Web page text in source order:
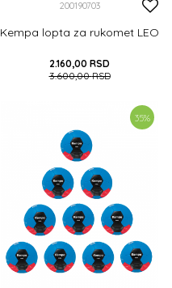
200190703
Kempa lopta za rukomet LEO
2.160,00 RSD
3.600,00RSD
DODAJ U KORPU
35%